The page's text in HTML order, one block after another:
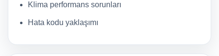
Klima performans sorunları
Hata kodu yaklaşımı